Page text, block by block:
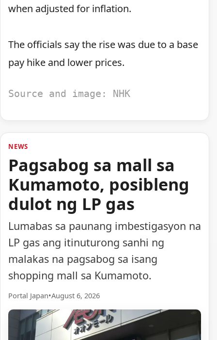
when adjusted for inflation.
The officials say the rise was due to a base
pay hike and lower prices.
Source and image: NHK
NEWS
Pagsabog sa mall sa
Kumamoto, posibleng
dulot ng LP gas
Lumabas sa paunang imbestigasyon na
LP gas ang itinuturong sanhi ng
malakas na pagsabog sa isang
shopping mall sa Kumamoto.
Portal Japan•August 6, 2026